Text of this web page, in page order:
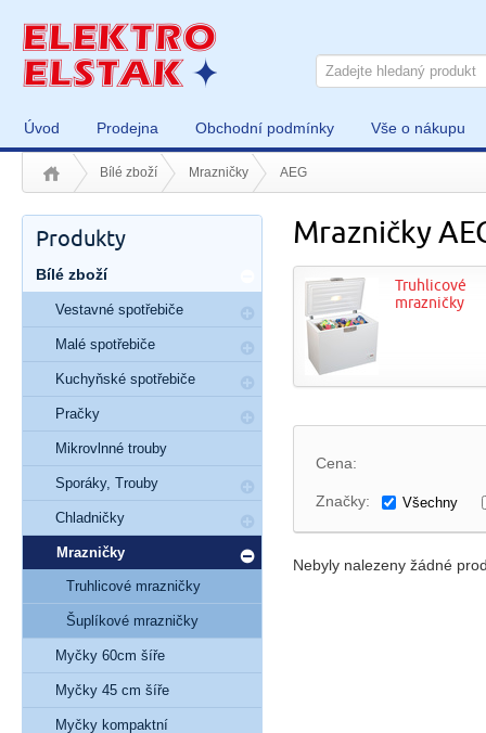
Úvod Prodejna Obchodní podmínky Vše o nákupu
Bílé zboží Mrazničky AEG
Mrazničky
Truhlicové
mrazničky
Cena:
Značky: Všechny
Nebyly nalezeny žádné
Produkty
Bílé zboží
Vestavné spotřebiče
Malé spotřebiče
Kuchyňské spotřebiče
Pračky
Mikrovlnné trouby
Sporáky, Trouby
Chladničky
Mrazničky
Truhlicové mrazničky
Šuplíkové mrazničky
Myčky 60cm šíře
Myčky 45 cm šíře
Myčky kompaktní